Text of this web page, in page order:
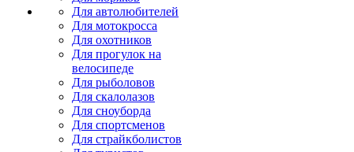
Для автолюбителей
Для мотокросса
Для охотников
Для прогулок на
велосипеде
Для рыболовов
Для скалолазов
Для сноуборда
Для спортсменов
Для страйкболистов